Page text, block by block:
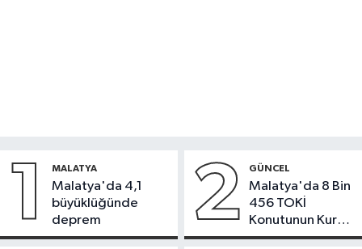
1 MALATYA
Malatya'da 4,1
büyüklüğünde
deprem
2 GÜNCEL
Malatya'da 8 Bin
456 TOKİ
Konutunun Kurası
Bugün Çekiliyor